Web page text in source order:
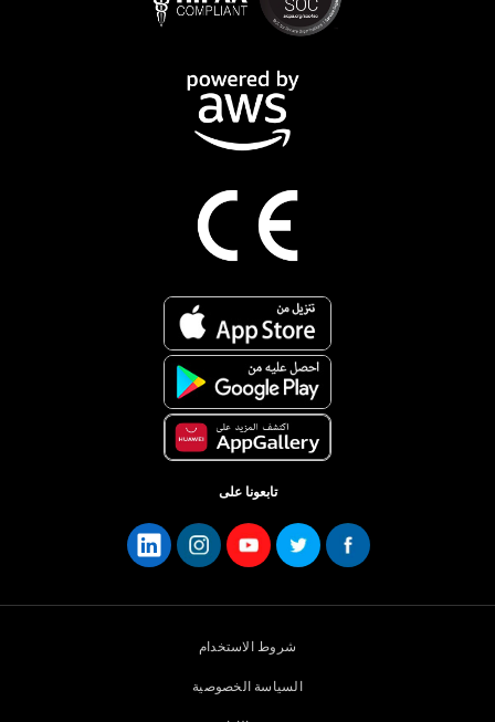
تابعونا على
شروط الاستخدام
السياسة الخصوصية